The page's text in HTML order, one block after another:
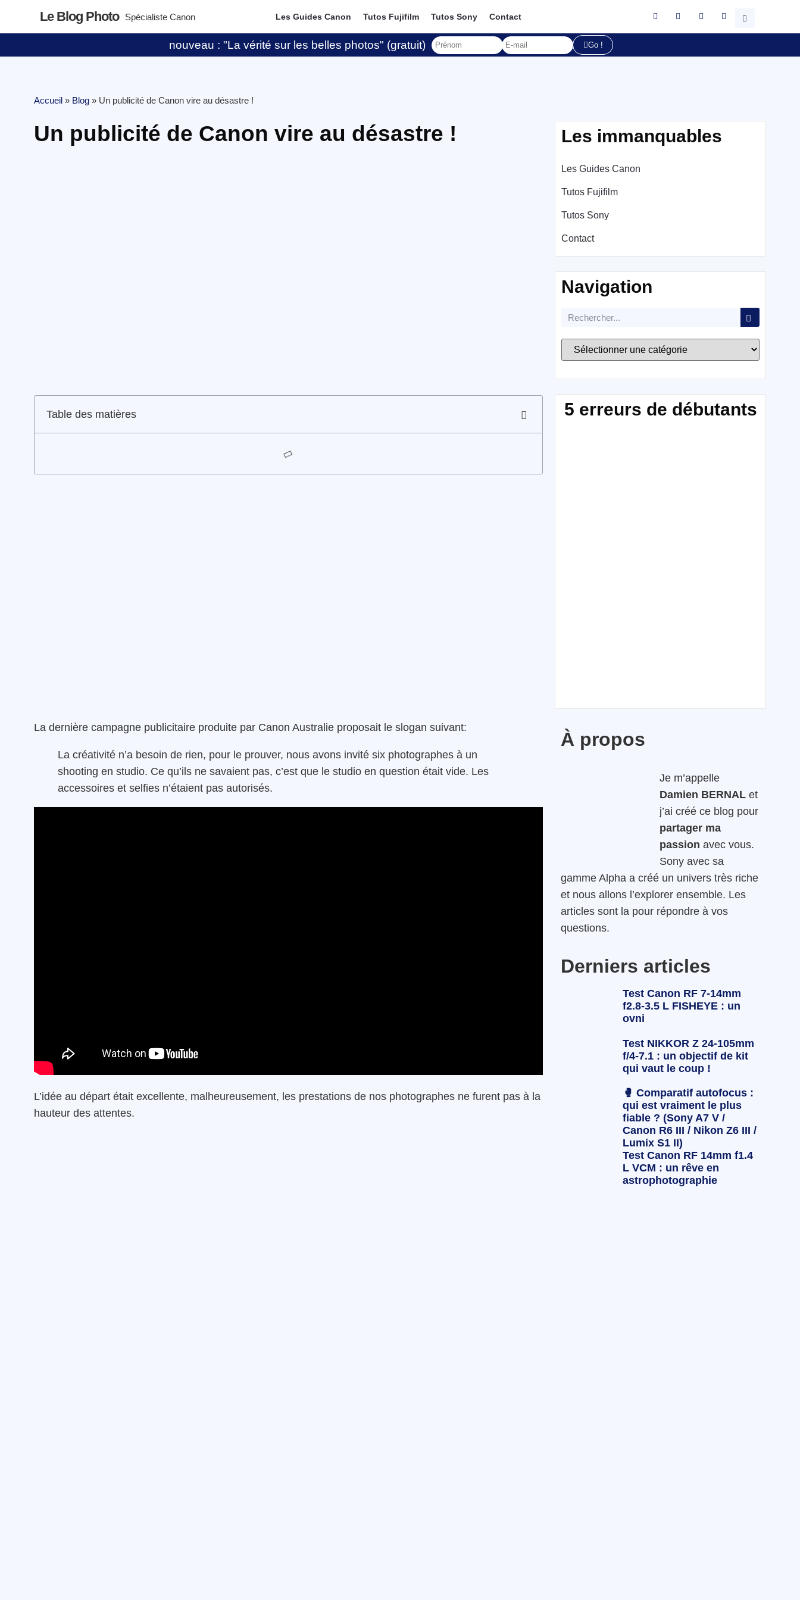
Le Blog Photo Spécialiste Canon Les Guides Canon Tutos Fujifilm Tutos Sony Contact
nouveau : "La vérité sur les belles photos" (gratuit) Go !
Accueil » Blog » Un publicité de Canon vire au désastre !
Un publicité de Canon vire au désastre !
Table des matières
La dernière campagne publicitaire produite par Canon Australie proposait le slogan suivant:
La créativité n’a besoin de rien, pour le prouver, nous avons invité six photographes à un
shooting en studio. Ce qu’ils ne savaient pas, c’est que le studio en question était vide. Les
accessoires et selfies n’étaient pas autorisés.
L’idée au départ était excellente, malheureusement, les prestations de nos photographes ne furent pas à la
hauteur des attentes.
Les immanquables
Les Guides Canon
Tutos Fujifilm
Tutos Sony
Contact
Navigation
5 erreurs de débutants
À propos
Je m’appelle
Damien BERNAL et
j’ai créé ce blog pour
partager ma
passion avec vous.
Sony avec sa
gamme Alpha a créé un univers très riche
et nous allons l’explorer ensemble. Les
articles sont la pour répondre à vos
questions.
Derniers articles
Test Canon RF 7-14mm
f2.8-3.5 L FISHEYE : un
ovni
Test NIKKOR Z 24-105mm
f/4-7.1 : un objectif de kit
qui vaut le coup !
🥊 Comparatif autofocus :
qui est vraiment le plus
fiable ? (Sony A7 V /
Canon R6 III / Nikon Z6 III /
Lumix S1 II)
Test Canon RF 14mm f1.4
L VCM : un rêve en
astrophotographie